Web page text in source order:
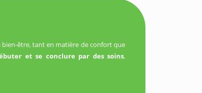
bien-être, tant en matière de confort que
et se conclure par des soins,